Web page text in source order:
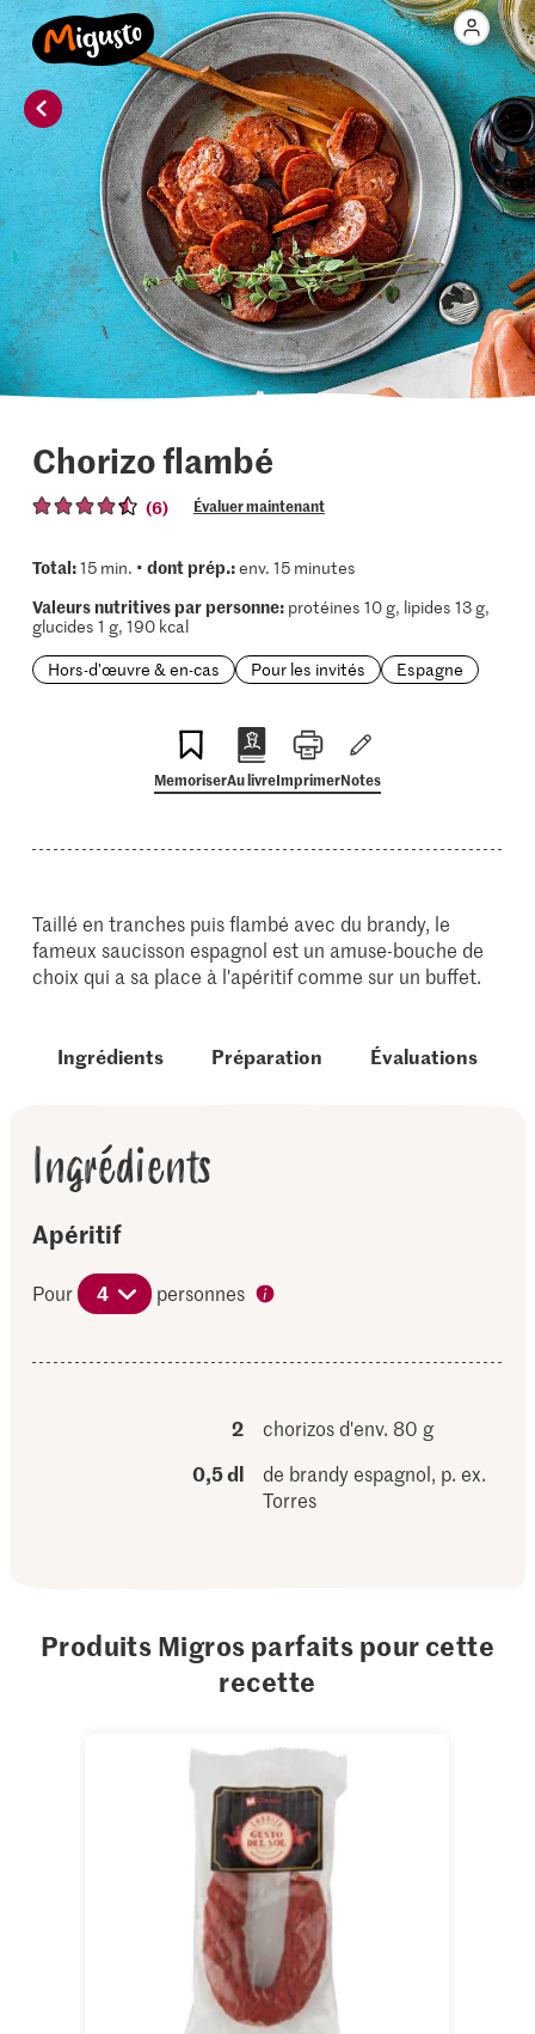
Chorizo flambé
(6) Évaluer maintenant
Total:15 min. • dont prép.:env. 15 minutes
Valeurs nutritives par personne:protéines 10 g, lipides 13 g,
glucides 1 g, 190 kcal
Hors-d'œuvre & en-cas
Pour les invités Espagne
MemoriserAu livreImprimerNotes
Taillé en tranches puis flambé avec du brandy, le
fameux saucisson espagnol est un amuse-bouche de
choix qui a sa place à l'apéritif comme sur un buffet.
Ingrédients Préparation Évaluations
Ingrédients
Apéritif
Pour 4 personnes
2
chorizos d'env. 80 g
0,5 dl
de brandy espagnol, p. ex.
Torres
Produits Migros parfaits pour cette
recette